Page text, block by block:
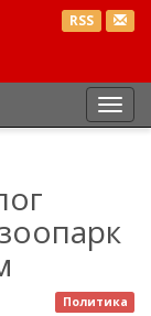
RSS
Политика